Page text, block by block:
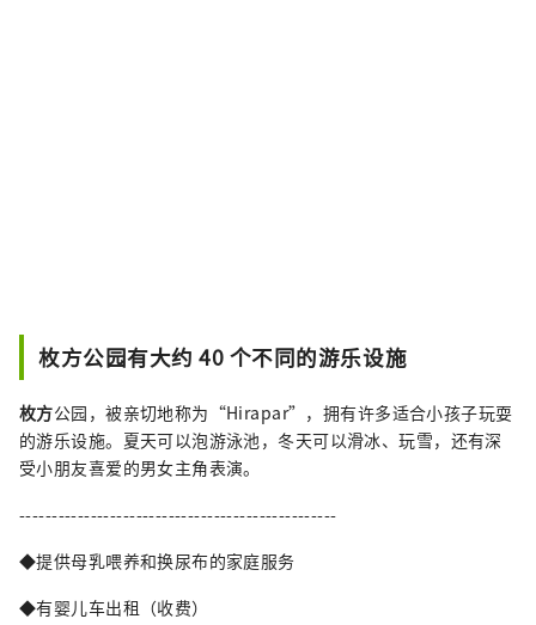
枚方公园有大约 40 个不同的游乐设施
枚方公园，被亲切地称为“Hirapar”，拥有许多适合小孩子玩耍
的游乐设施。夏天可以泡游泳池，冬天可以滑冰、玩雪，还有深
受小朋友喜爱的男女主角表演。
-------------------------------------------------
◆提供母乳喂养和换尿布的家庭服务
◆有婴儿车出租（收费）